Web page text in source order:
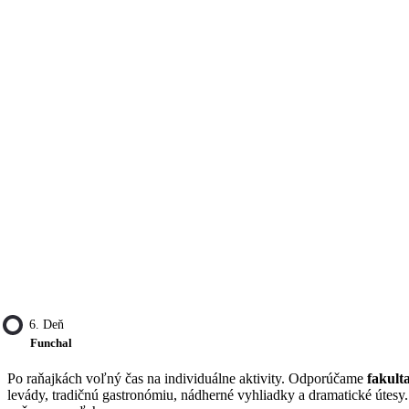
6. Deň
Funchal
Po raňajkách voľný čas na individuálne aktivity. Odporúčame
levády, tradičnú gastronómiu, nádherné vyhliadky a dramatické